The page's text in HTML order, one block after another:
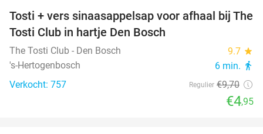
49%
Tosti + vers sinaasappelsap voor afhaal bij The
Tosti Club in hartje Den Bosch
The Tosti Club - Den Bosch 9.7 star
's-Hertogenbosch 6 min. directions_walk
Verkocht: 757 Regulier €9,70
€4,95